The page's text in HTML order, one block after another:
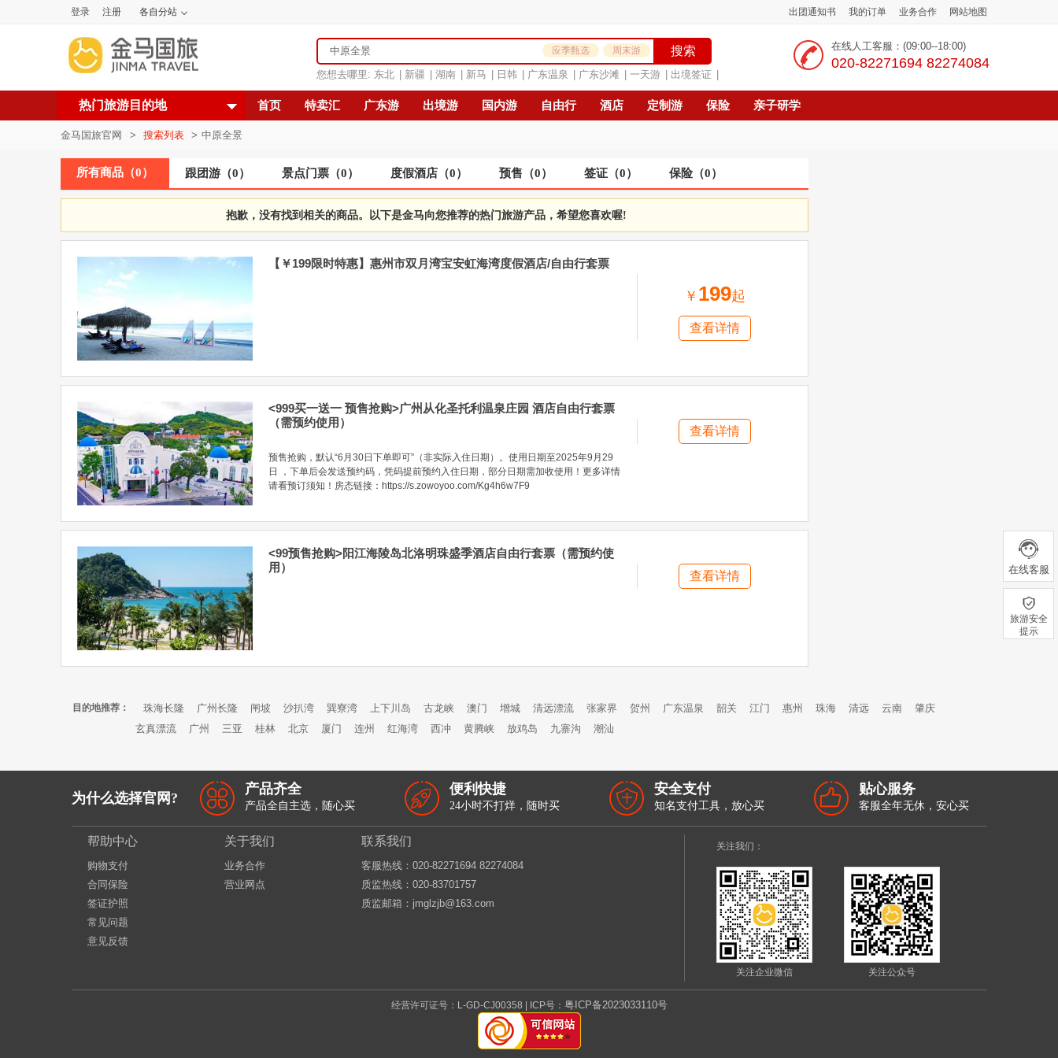
登录 注册 各自分站 出团通知书 我的订单 业务合作 网站地图
应季甄选 周末游 搜索
您想去哪里: 东北 新疆 湖南 新马 日韩 广东温泉 广东沙滩 一天游 出境签证
在线人工客服：(09:00--18:00)
‭020-82271694 82274084
热门旅游目的地 首页 特卖汇 广东游 出境游 国内游 自由行 酒店 定制游 保险 亲子研学
金马国旅官网 > 搜索列表 > 中原全景
所有商品 （0） 跟团游 （0） 景点门票 （0） 度假酒店 （0） 预售 （0） 签证 （0） 保险（0）
抱歉，没有找到相关的商品。以下是金马向您推荐的热门旅游产品，希望您喜欢喔!
【￥199限时特惠】惠州市双月湾宝安虹海湾度假酒店/自由行套票
￥ 199起
查看详情
<999买一送一 预售抢购>广州从化圣托利温泉庄园 酒店自由行套票
（需预约使用）
预售抢购，默认“6月30日下单即可”（非实际入住日期）。使用日期至2025年9月29
日 ，下单后会发送预约码，凭码提前预约入住日期，部分日期需加收使用！更多详情
请看预订须知！房态链接：https://s.zowoyoo.com/Kg4h6w7F9
查看详情
<99预售抢购>阳江海陵岛北洛明珠盛季酒店自由行套票（需预约使
用）
查看详情
目的地推荐： 珠海长隆 广州长隆 闸坡 沙扒湾 巽寮湾 上下川岛 古龙峡 澳门 增城 清远漂流 张家界 贺州 广东温泉 韶关 江门 惠州 珠海 清远 云南
肇庆
玄真漂流
广州 三亚 桂林 北京 厦门 连州 红海湾 西冲 黄腾峡 放鸡岛 九寨沟 潮汕
为什么选择官网?
产品齐全
产品全自主选，随心买
便利快捷
24小时不打烊，随时买
安全支付
知名支付工具，放心买
贴心服务
客服全年无休，安心买
帮助中心
购物支付
合同保险
签证护照
常见问题
意见反馈
关于我们
业务合作
营业网点
联系我们
客服热线：‭020-82271694 82274084
质监热线：020-83701757
质监邮箱：jmglzjb@163.com
关注我们：
关注企业微信 关注公众号
经营许可证号：L-GD-CJ00358 | ICP号： 粤ICP备2023033110号
在线客服
旅游安全
提示